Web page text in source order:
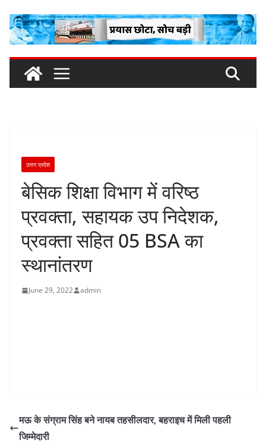
content
उत्तर प्रदेश
बेसिक शिक्षा विभाग में वरिष्ठ
प्रवक्ता, सहायक उप निदेशक,
प्रवक्ता सहित 05 BSA का
स्थानांतरण
June 29, 2022 admin
मऊ के संग्राम सिंह बने नायब तहसीलदार, बहराइच में मिली पहली
जिम्मेदारी